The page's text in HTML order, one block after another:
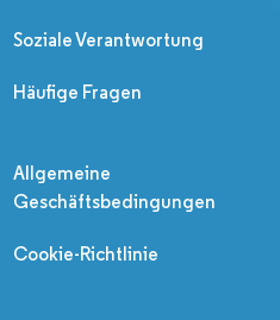
Soziale Verantwortung
Häufige Fragen
Allgemeine
Geschäftsbedingungen
Cookie-Richtlinie